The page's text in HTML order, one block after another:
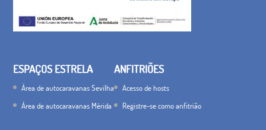
ESPAÇOS ESTRELA
Área de autocaravanas Sevilha
Área de autocaravanas Mérida
ANFITRIÕES
Acesso de hosts
Registre-se como anfitrião